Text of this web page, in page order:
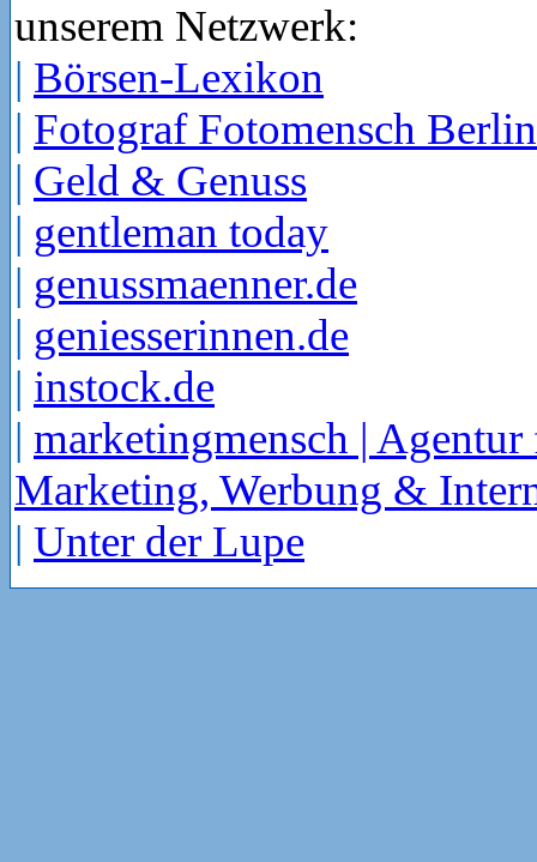
unserem Netzwerk:
| Börsen-Lexikon
| Fotograf Fotomensch Berlin
| Geld & Genuss
| gentleman today
| genussmaenner.de
| geniesserinnen.de
| instock.de
| marketingmensch | Agentur
Marketing, Werbung &
| Unter der Lupe